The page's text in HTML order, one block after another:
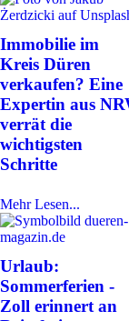
Immobilie im
Kreis Düren
verkaufen? Eine
Expertin aus
verrät die
wichtigsten
Schritte
Mehr Lesen...
Urlaub:
Sommerferien -
Zoll erinnert an